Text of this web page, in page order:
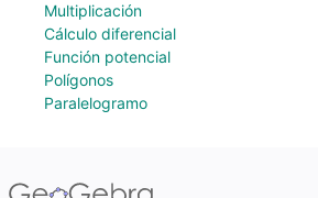
Multiplicación
Cálculo diferencial
Función potencial
Polígonos
Paralelogramo